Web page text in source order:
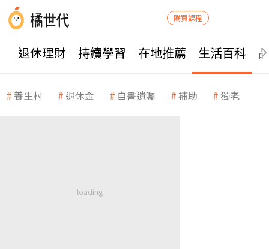
購買課程
退休理財 持續學習 在地推薦 生活百科
養生村 退休金 自書遺囑 補助 獨老